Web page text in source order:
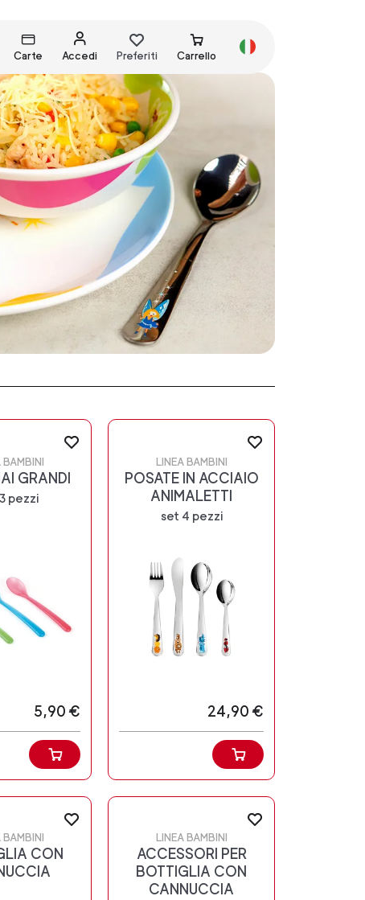
Carte Accedi Preferiti Carrello
BAMBINI
GRANDI
pezzi
5,90 €
LINEA BAMBINI
POSATE IN ACCIAIO
ANIMALETTI
set 4 pezzi
24,90 €
BAMBINI
CON
LINEA BAMBINI
ACCESSORI PER
BOTTIGLIA CON
CANNUCCIA